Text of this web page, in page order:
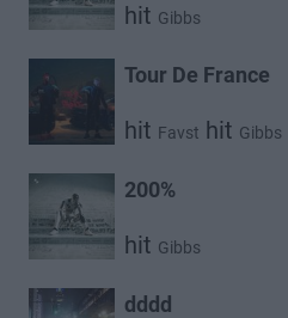
hit Gibbs
Tour De France
hit Favst hit Gibbs
200%
hit Gibbs
dddd